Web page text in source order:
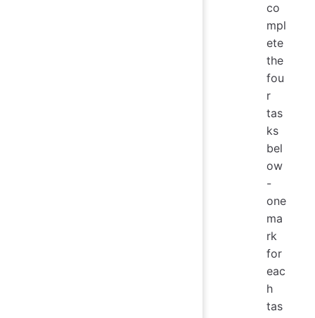
co
mpl
ete
the
fou
r
tas
ks
bel
ow
-
one
ma
rk
for
eac
h
tas